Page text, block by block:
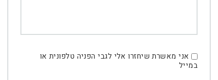
אני מאשרת שיחזרו אלי לגבי הפניה טלפונית או
במייל